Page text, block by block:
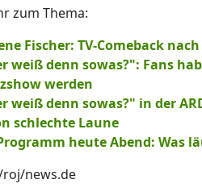
zum Thema:
Fischer: TV-Comeback
weiß denn sowas?": Fans
werden
weiß denn sowas?" in der
schlechte Laune
heute Abend: Was
news.de